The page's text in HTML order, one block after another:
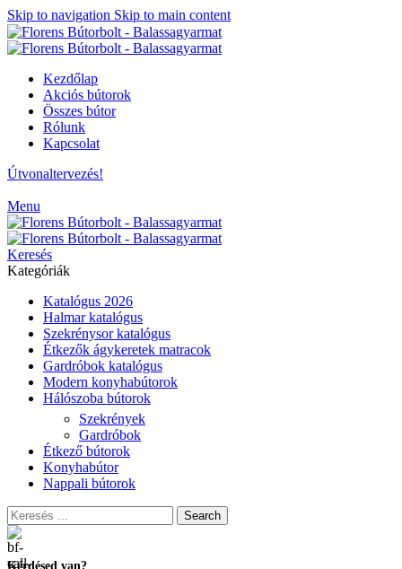
Skip to navigation Skip to main content
Kezdőlap
Akciós bútorok
Összes bútor
Rólunk
Kapcsolat
Útvonaltervezés!
Menu
Keresés
Kategóriák
Katalógus 2026
Halmar katalógus
Szekrénysor katalógus
Étkezők ágykeretek matracok
Gardróbok katalógus
Modern konyhabútorok
Hálószoba bútorok
Szekrények
Gardróbok
Étkező bútorok
Konyhabútor
Nappali bútorok
Search
Kérdésed van?